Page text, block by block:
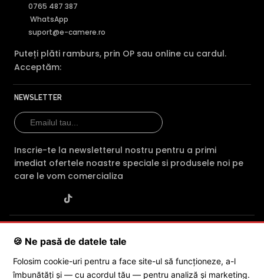
0765 487 387
WhatsApp
suport@e-camere.ro
Puteți plăti ramburs, prin OP sau online cu cardul.
Acceptăm:
NEWSLETTER
Inscrie-te la newsletterul nostru pentru a primi
imediat ofertele noastre speciale si produsele noi pe
care le vom comercializa
J2015001227161· Capital social: 200 RON · Sediu: Str. Petrache
🍪 Ne pasă de datele tale
Folosim cookie-uri pentru a face site-ul să funcționeze, a-l
îmbunătăți și — cu acordul tău — pentru analiză și marketing.